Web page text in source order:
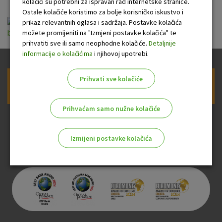
opci_uvjeti_za_koristenje_usluge_otp_m-
business_za_poslovne_subjekte_07_08_2018.pdf
Prijava na newsletter OTP banke
Ostale kolačiće koristimo za bolje korisničko iskustvo i
prikaz relevantnih oglasa i sadržaja. Postavke kolačića
možete promijeniti na "Izmjeni postavke kolačića" te
prihvatiti sve ili samo neophodne kolačiće. Detaljnije
informacije o kolačićima i njihovoj upotrebi.
Prihvati sve kolačiće
Prihvaćam samo nužne kolačiće
Izmijeni postavke kolačića